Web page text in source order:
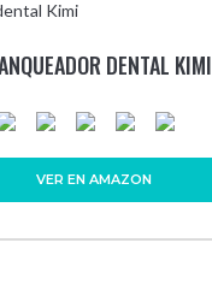
DENTAL KIMI
VER EN AMAZON